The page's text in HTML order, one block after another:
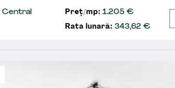
Central Preț/mp: 1.205 €
Rata lunară:343,62 €